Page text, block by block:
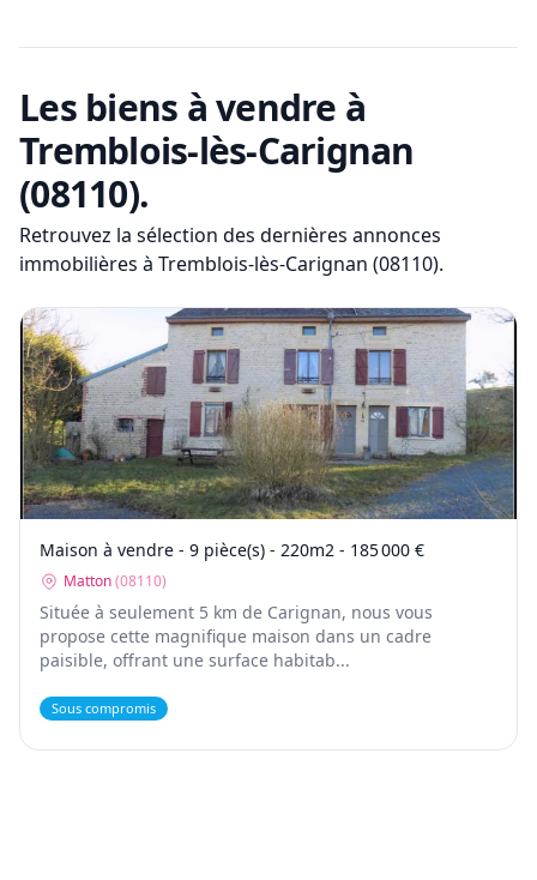
Les biens à vendre à
Tremblois-lès-Carignan
(08110).
Retrouvez la sélection des dernières annonces
immobilières à Tremblois-lès-Carignan (08110).
Maison à vendre - 9 pièce(s) - 220m2 - 185 000 €
Matton(08110)
Située à seulement 5 km de Carignan, nous vous
propose cette magnifique maison dans un cadre
paisible, offrant une surface habitab...
Sous compromis